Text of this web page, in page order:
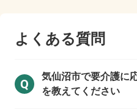
よくある質問
Q
気仙沼市で要介護に
を教えてください